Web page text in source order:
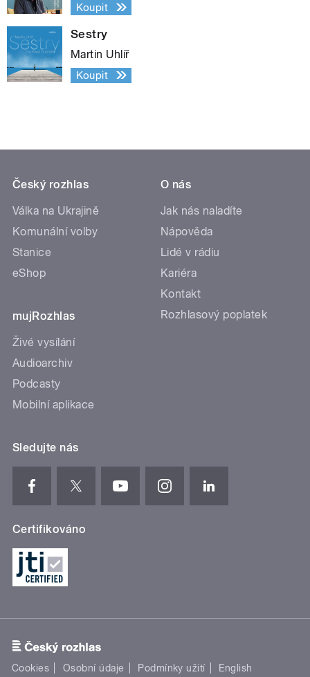
Koupit
Sestry
Martin Uhlíř
Koupit
Český rozhlas
Válka na Ukrajině
Komunální volby
Stanice
eShop
mujRozhlas
Živé vysílání
Audioarchiv
Podcasty
Mobilní aplikace
O nás
Jak nás naladíte
Nápověda
Lidé v rádiu
Kariéra
Kontakt
Rozhlasový poplatek
Sledujte nás
Certifikováno
Cookies Osobní údaje Podmínky užití English